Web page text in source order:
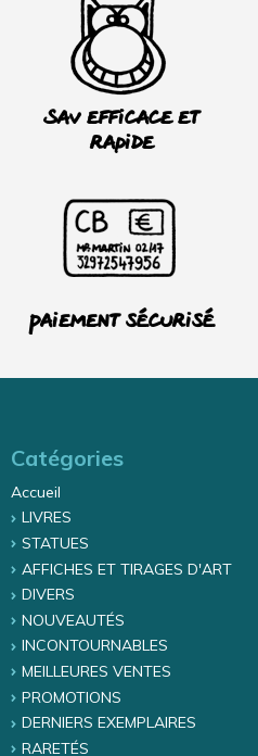
SAV efficace et
rapide
Paiement sécurisé
Catégories
Accueil
LIVRES
STATUES
AFFICHES ET TIRAGES D'ART
DIVERS
NOUVEAUTÉS
INCONTOURNABLES
MEILLEURES VENTES
PROMOTIONS
DERNIERS EXEMPLAIRES
RARETÉS